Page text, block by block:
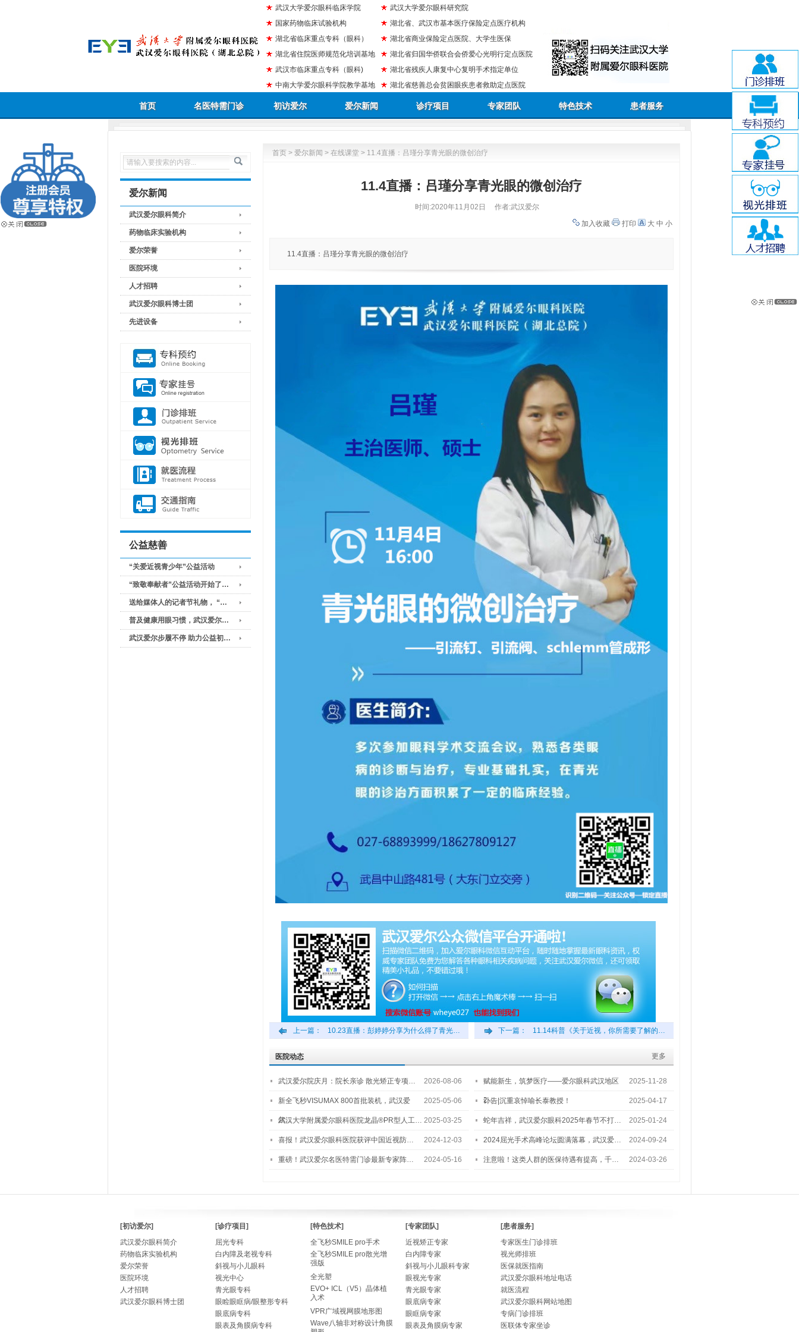
武汉大学爱尔眼科临床学院
国家药物临床试验机构
湖北省临床重点专科（眼科）
湖北省住院医师规范化培训基地
武汉市临床重点专科（眼科)
中南大学爱尔眼科学院教学基地
武汉大学爱尔眼科研究院
湖北省、武汉市基本医疗保险定点医疗机构
湖北省商业保险定点医院、大学生医保
湖北省归国华侨联合会侨爱心光明行定点医院
湖北省残疾人康复中心复明手术指定单位
湖北省慈善总会贫困眼疾患者救助定点医院
首页 名医特需门诊 初访爱尔 爱尔新闻 诊疗项目 专家团队 特色技术 患者服务
爱尔新闻
武汉爱尔眼科简介
药物临床实验机构
爱尔荣誉
医院环境
人才招聘
武汉爱尔眼科博士团
先进设备
公益慈善
“关爱近视青少年”公益活动
“致敬奉献者”公益活动开始了…
送给媒体人的记者节礼物， “…
普及健康用眼习惯，武汉爱尔…
武汉爱尔步履不停 助力公益初…
首页 > 爱尔新闻 > 在线课堂 > 11.4直播：吕瑾分享青光眼的微创治疗
11.4直播：吕瑾分享青光眼的微创治疗
时间:2020年11月02日
作者:武汉爱尔
加入收藏
打印 大 中 小
11.4直播：吕瑾分享青光眼的微创治疗
上一篇： 10.23直播：彭婷婷分享为什么得了青光… 下一篇： 11.14科普《关于近视，你所需要了解的…
更多
医院动态
武汉爱尔院庆月：院长亲诊 散光矫正专项… 2026-08-06 赋能新生，筑梦医疗——爱尔眼科武汉地区
2…
2025-11-28
新全飞秒VISUMAX 800首批装机，武汉爱
尔…
2025-05-06 讣告|沉重哀悼喻长泰教授！ 2025-04-17
武汉大学附属爱尔眼科医院龙晶®PR型人工… 2025-03-25 蛇年吉祥，武汉爱尔眼科2025年春节不打… 2025-01-24
喜报！武汉爱尔眼科医院获评中国近视防… 2024-12-03 2024屈光手术高峰论坛圆满落幕，武汉爱… 2024-09-24
重磅！武汉爱尔名医特需门诊最新专家阵… 2024-05-16 注意啦！这类人群的医保待遇有提高，千… 2024-03-26
[初访爱尔]
武汉爱尔眼科简介
药物临床实验机构
爱尔荣誉
医院环境
人才招聘
武汉爱尔眼科博士团
[诊疗项目]
屈光专科
白内障及老视专科
斜视与小儿眼科
视光中心
青光眼专科
眼睑眼眶病/眼整形专科
眼底病专科
眼表及角膜病专科
[特色技术]
全飞秒SMILE pro手术
全飞秒SMILE pro散光增
强版
全光塑
EVO+ ICL（V5）晶体植
入术
VPR广域视网膜地形图
Wave八轴非对称设计角膜
[专家团队]
近视矫正专家
白内障专家
斜视与小儿眼科专家
眼视光专家
青光眼专家
眼底病专家
眼眶病专家
眼表及角膜病专家
[患者服务]
专家医生门诊排班
视光师排班
医保就医指南
武汉爱尔眼科地址电话
就医流程
武汉爱尔眼科网站地图
专病门诊排班
医联体专家坐诊